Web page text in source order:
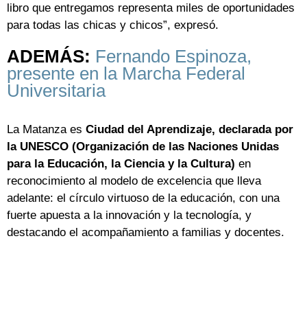
libro que entregamos representa miles de oportunidades
para todas las chicas y chicos”, expresó.
ADEMÁS: Fernando Espinoza,
presente en la Marcha Federal
Universitaria
La Matanza es Ciudad del Aprendizaje, declarada por
la UNESCO (Organización de las Naciones Unidas
para la Educación, la Ciencia y la Cultura) en
reconocimiento al modelo de excelencia que lleva
adelante: el círculo virtuoso de la educación, con una
fuerte apuesta a la innovación y la tecnología, y
destacando el acompañamiento a familias y docentes.